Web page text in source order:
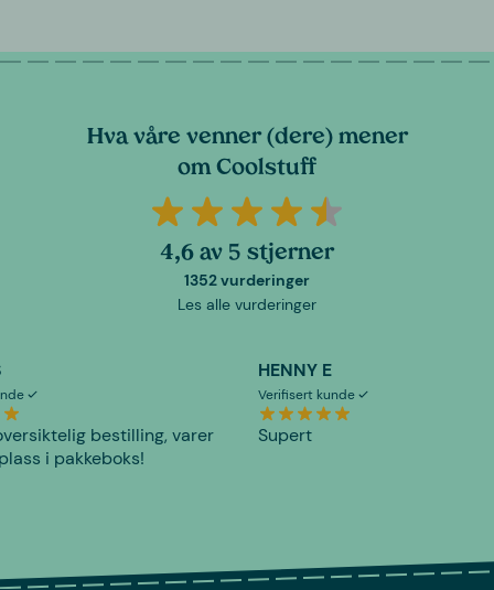
Hva våre venner (dere) mener
om Coolstuff
4,6 av 5 stjerner
1352 vurderinger
Les alle vurderinger
bestilling, varer
i pakkeboks!
HENNY E
Verifisert kunde
Supert